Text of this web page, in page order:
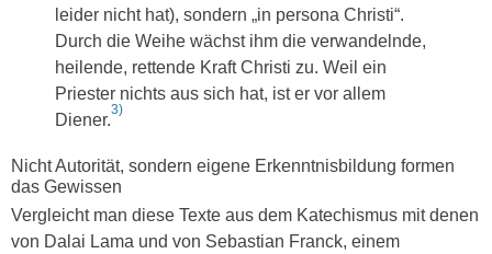
leider nicht hat), sondern „in persona Christi“.
Durch die Weihe wächst ihm die verwandelnde,
heilende, rettende Kraft Christi zu. Weil ein
Priester nichts aus sich hat, ist er vor allem
Diener.
3)
Nicht Autorität, sondern eigene Erkenntnisbildung formen
das Gewissen
Vergleicht man diese Texte aus dem Katechismus mit denen
von Dalai Lama und von Sebastian Franck, einem